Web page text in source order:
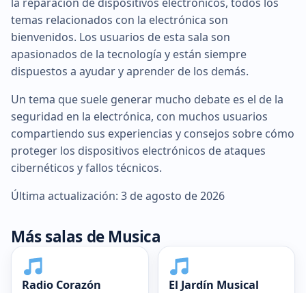
temas relacionados con la electrónica son
bienvenidos. Los usuarios de esta sala son
apasionados de la tecnología y están siempre
dispuestos a ayudar y aprender de los demás.
Un tema que suele generar mucho debate es el de la
seguridad en la electrónica, con muchos usuarios
compartiendo sus experiencias y consejos sobre cómo
proteger los dispositivos electrónicos de ataques
cibernéticos y fallos técnicos.
Última actualización: 3 de agosto de 2026
Más salas de Musica
Radio Corazón El Jardín Musical